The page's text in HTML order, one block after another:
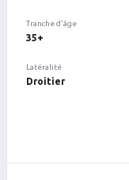
Tranche d'âge
35+
Latéralité
Droitier